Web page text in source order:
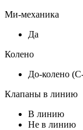
Ми-механика
Да
Колено
До-колено
Клапаны в линию
В линию
Не в линию